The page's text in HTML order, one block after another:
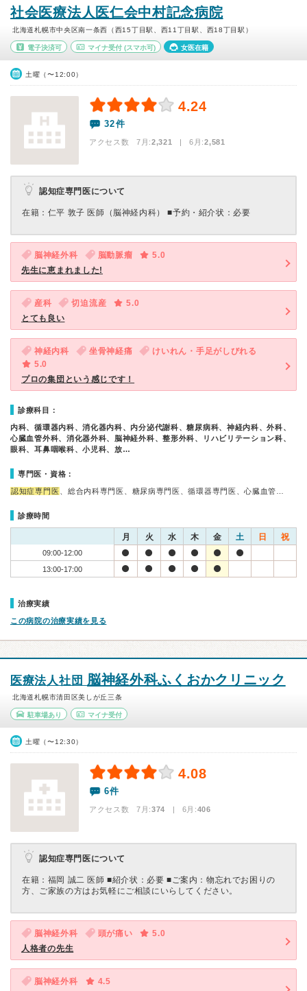
社会医療法人医仁会中村記念病院
北海道札幌市中央区南一条西（西15丁目駅、西11丁目駅、西18丁目駅）
電子決済可 マイナ受付(スマホ可) 女医在籍
土曜（〜12:00）
4.24
32件
アクセス数 7月:2,321 | 6月:2,581
認知症専門医について
在籍：仁平 敦子 医師（脳神経内科） ■予約・紹介状：必要
脳神経外科 脳動脈瘤
5.0
先生に恵まれました!
産科 切迫流産
5.0
とても良い
神経内科 坐骨神経痛
けいれん・手足がしびれる
5.0
プロの集団という感じです！
診療科目：
内科、循環器内科、消化器内科、内分泌代謝科、糖尿病科、神経内科、外科、
心臓血管外科、消化器外科、脳神経外科、整形外科、リハビリテーション科、
眼科、耳鼻咽喉科、小児科、放…
専門医・資格：
認知症専門医 、総合内科専門医、糖尿病専門医、循環器専門医、心臓血管…
診療時間
月 火 水 木 金 土 日 祝
09:00-12:00
13:00-17:00
治療実績
この病院の治療実績を見る
医療法人社団 脳神経外科ふくおかクリニック
北海道札幌市清田区美しが丘三条
駐車場あり マイナ受付
土曜（〜12:30）
4.08
6件
アクセス数 7月:374 | 6月:406
認知症専門医について
在籍：福岡 誠二 医師 ■紹介状：必要 ■ご案内：物忘れでお困りの
方、ご家族の方はお気軽にご相談にいらしてください。
脳神経外科 頭が痛い
5.0
人格者の先生
脳神経外科
4.5